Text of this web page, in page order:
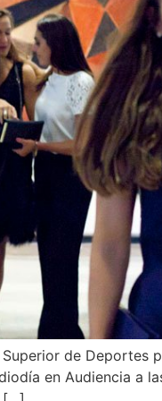
de Deportes
en Audiencia a